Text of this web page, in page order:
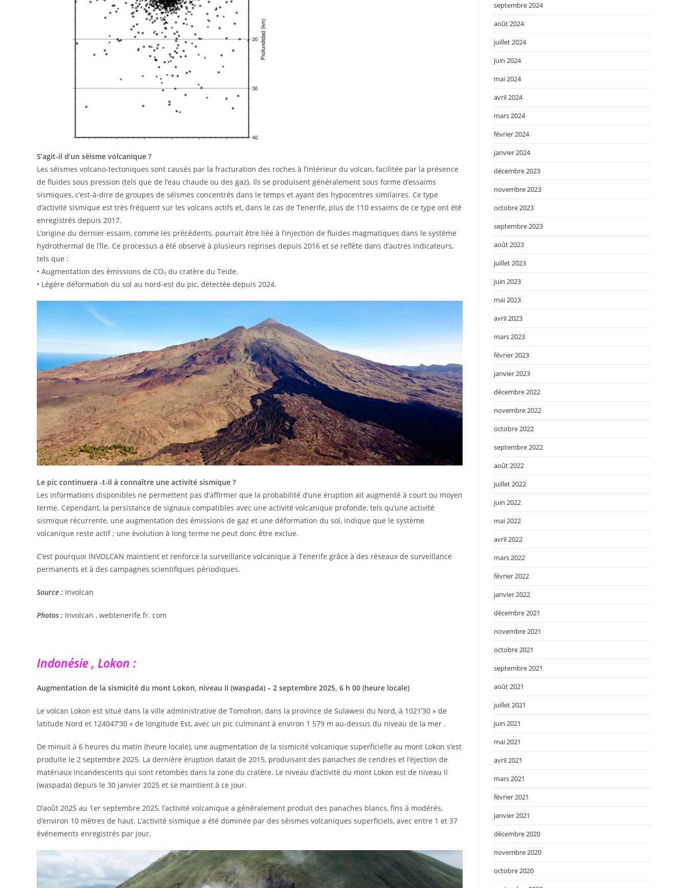
S’agit-il d’un séisme volcanique ?
Les séismes volcano-tectoniques sont causés par la fracturation des roches à l’intérieur du volcan, facilitée par la présence
de fluides sous pression (tels que de l’eau chaude ou des gaz). Ils se produisent généralement sous forme d’essaims
sismiques, c’est-à-dire de groupes de séismes concentrés dans le temps et ayant des hypocentres similaires. Ce type
d’activité sismique est très fréquent sur les volcans actifs et, dans le cas de Tenerife, plus de 110 essaims de ce type ont été
enregistrés depuis 2017.
L’origine du dernier essaim, comme les précédents, pourrait être liée à l’injection de fluides magmatiques dans le système
hydrothermal de l’île. Ce processus a été observé à plusieurs reprises depuis 2016 et se reflète dans d’autres indicateurs,
tels que :
• Augmentation des émissions de CO₂ du cratère du Teide.
• Légère déformation du sol au nord-est du pic, détectée depuis 2024.
Le pic continuera -t-il à connaître une activité sismique ?
Les informations disponibles ne permettent pas d’affirmer que la probabilité d’une éruption ait augmenté à court ou moyen
terme. Cependant, la persistance de signaux compatibles avec une activité volcanique profonde, tels qu’une activité
sismique récurrente, une augmentation des émissions de gaz et une déformation du sol, indique que le système
volcanique reste actif ; une évolution à long terme ne peut donc être exclue.
C’est pourquoi INVOLCAN maintient et renforce la surveillance volcanique à Tenerife grâce à des réseaux de surveillance
permanents et à des campagnes scientifiques périodiques.
Source : Involcan
Photos : Involcan , webtenerife fr. com
Indonésie , Lokon :
Augmentation de la sismicité du mont Lokon, niveau II (waspada) – 2 septembre 2025, 6 h 00 (heure locale)
Le volcan Lokon est situé dans la ville administrative de Tomohon, dans la province de Sulawesi du Nord, à 1021’30 » de
latitude Nord et 124047’30 » de longitude Est, avec un pic culminant à environ 1 579 m au-dessus du niveau de la mer .
De minuit à 6 heures du matin (heure locale), une augmentation de la sismicité volcanique superficielle au mont Lokon s’est
produite le 2 septembre 2025. La dernière éruption datait de 2015, produisant des panaches de cendres et l’éjection de
matériaux incandescents qui sont retombés dans la zone du cratère. Le niveau d’activité du mont Lokon est de niveau II
(waspada) depuis le 30 janvier 2025 et se maintient à ce jour.
D’août 2025 au 1er septembre 2025, l’activité volcanique a généralement produit des panaches blancs, fins à modérés,
d’environ 10 mètres de haut. L’activité sismique a été dominée par des séismes volcaniques superficiels, avec entre 1 et 37
événements enregistrés par jour.
septembre 2024
août 2024
juillet 2024
juin 2024
mai 2024
avril 2024
mars 2024
février 2024
janvier 2024
décembre 2023
novembre 2023
octobre 2023
septembre 2023
août 2023
juillet 2023
juin 2023
mai 2023
avril 2023
mars 2023
février 2023
janvier 2023
décembre 2022
novembre 2022
octobre 2022
septembre 2022
août 2022
juillet 2022
juin 2022
mai 2022
avril 2022
mars 2022
février 2022
janvier 2022
décembre 2021
novembre 2021
octobre 2021
septembre 2021
août 2021
juillet 2021
juin 2021
mai 2021
avril 2021
mars 2021
février 2021
janvier 2021
décembre 2020
novembre 2020
octobre 2020